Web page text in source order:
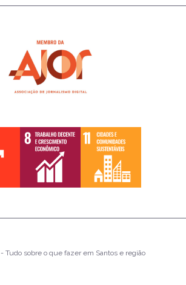
- Tudo sobre o que fazer em Santos e região